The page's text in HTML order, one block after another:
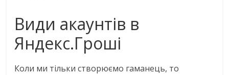
Види акаунтів в
Яндекс.Гроші
Коли ми тільки створюємо гаманець, то